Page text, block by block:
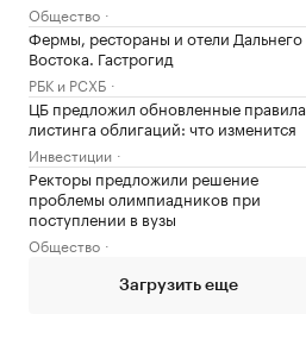
Общество
Фермы, рестораны и отели Дальнего
Востока. Гастрогид
РБК и РСХБ
ЦБ предложил обновленные правила
листинга облигаций: что изменится
Инвестиции
Ректоры предложили решение
проблемы олимпиадников при
поступлении в вузы
Общество
Загрузить еще